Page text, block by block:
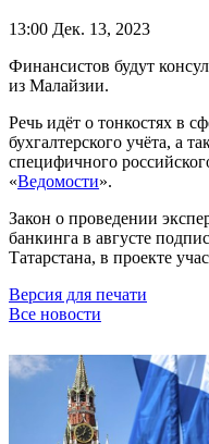
13:00 Дек. 13, 2023
Финансистов будут
из Малайзии.
Речь идёт о тонкостях в
бухгалтерского учёта, а
специфичного
«Ведомости».
Закон о проведении
банкинга в августе
Татарстана, в проекте
Версия для печати
Все новости